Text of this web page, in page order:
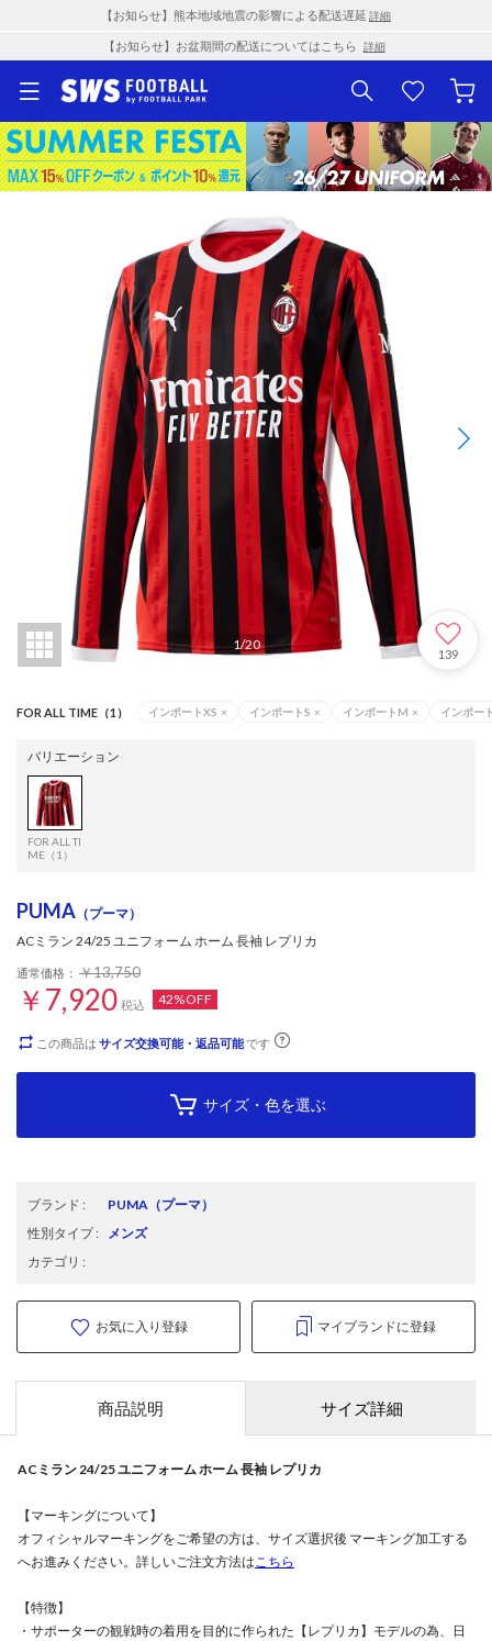
【お知らせ】熊本地域地震の影響による配送遅延 詳細
【お知らせ】お盆期間の配送についてはこちら 詳細
1/20
139
FOR ALL TIME（1） インポートXS × インポートS × インポートM × インポー
バリエーション
FOR ALL TI
ME（1）
PUMA （プーマ）
ACミラン 24/25 ユニフォーム ホーム 長袖 レプリカ
通常価格： ￥13,750
￥7,920 税込 42%OFF
この商品は サイズ交換可能・返品可能です
サイズ・色を選ぶ
ブランド : PUMA （プーマ）
性別タイプ: メンズ
カテゴリ :
お気に入り登録 マイブランドに登録
商品説明 サイズ詳細
ACミラン 24/25 ユニフォーム ホーム 長袖 レプリカ
【マーキングについて】
オフィシャルマーキングをご希望の方は、サイズ選択後 マーキング加工する
へお進みください。詳しいご注文方法はこちら
【特徴】
・サポーターの観戦時の着用を目的に作られた【レプリカ】モデルの為、日